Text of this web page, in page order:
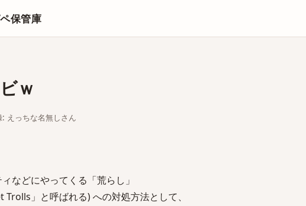
保管庫
ｗ
っちな名無しさん
などにやってくる「荒らし」
」と呼ばれる) への対処方法として、